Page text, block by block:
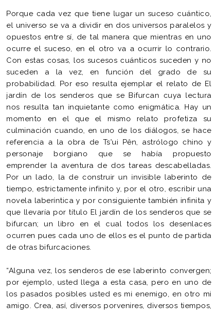
Porque cada vez que tiene lugar un suceso cuántico,
el universo se va a dividir en dos universos paralelos y
opuestos entre sí, de tal manera que mientras en uno
ocurre el suceso, en el otro va a ocurrir lo contrario.
Con estas cosas, los sucesos cuánticos suceden y no
suceden a la vez, en función del grado de su
probabilidad. Por eso resulta ejemplar el relato de El
jardín de los senderos que se Bifurcan cuya lectura
nos resulta tan inquietante como enigmática. Hay un
momento en el que el mismo relato profetiza su
culminación cuando, en uno de los diálogos, se hace
referencia a la obra de Ts'ui Pên, astrólogo chino y
personaje borgiano que se había propuesto
emprender la aventura de dos tareas descabelladas.
Por un lado, la de construir un invisible laberinto de
tiempo, estrictamente infinito y, por el otro, escribir una
novela laberíntica y por consiguiente también infinita y
que llevaría por título El jardín de los senderos que se
bifurcan; un libro en el cual todos los desenlaces
ocurren pues cada uno de ellos es el punto de partida
de otras bifurcaciones.
“Alguna vez, los senderos de ese laberinto convergen;
por ejemplo, usted llega a esta casa, pero en uno de
los pasados posibles usted es mi enemigo, en otro mi
amigo. Crea, así, diversos porvenires, diversos tiempos,